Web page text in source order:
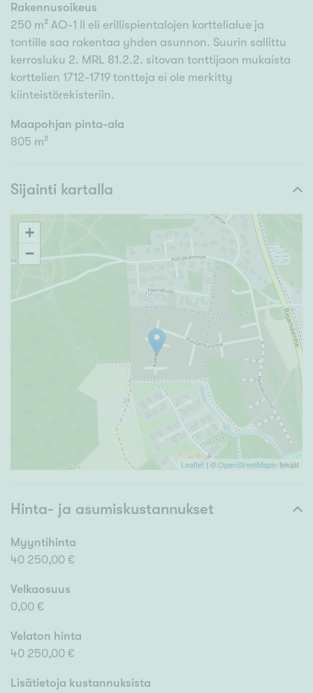
Rakennusoikeus
250 m² AO-1 II eli erillispientalojen korttelialue ja
tontille saa rakentaa yhden asunnon. Suurin sallittu
kerrosluku 2. MRL 81.2.2. sitovan tonttijaon mukaista
korttelien 1712-1719 tontteja ei ole merkitty
kiinteistörekisteriin.
Maapohjan pinta-ala
805 m²
Sijainti kartalla
+
−
Leaflet | ©OpenStreetMapintekijät
Hinta- ja asumiskustannukset
Myyntihinta
40 250,00 €
Velkaosuus
0,00 €
Velaton hinta
40 250,00 €
Lisätietoja kustannuksista